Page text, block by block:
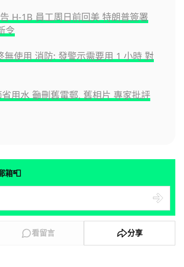
H-1B 員工周日前回美 特朗普簽署
令
無使用 消防: 發警示需要用 1 小時 對
用水 籲刪舊電郵, 舊相片 專家批評
箱📮
看留言 分享